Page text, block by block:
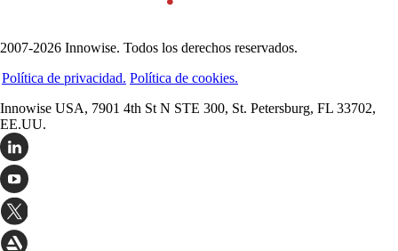
2007-2026 Innowise. Todos los derechos reservados.
Política de privacidad. Política de cookies.
Innowise USA, 7901 4th St N STE 300, St. Petersburg, FL 33702,
EE.UU.